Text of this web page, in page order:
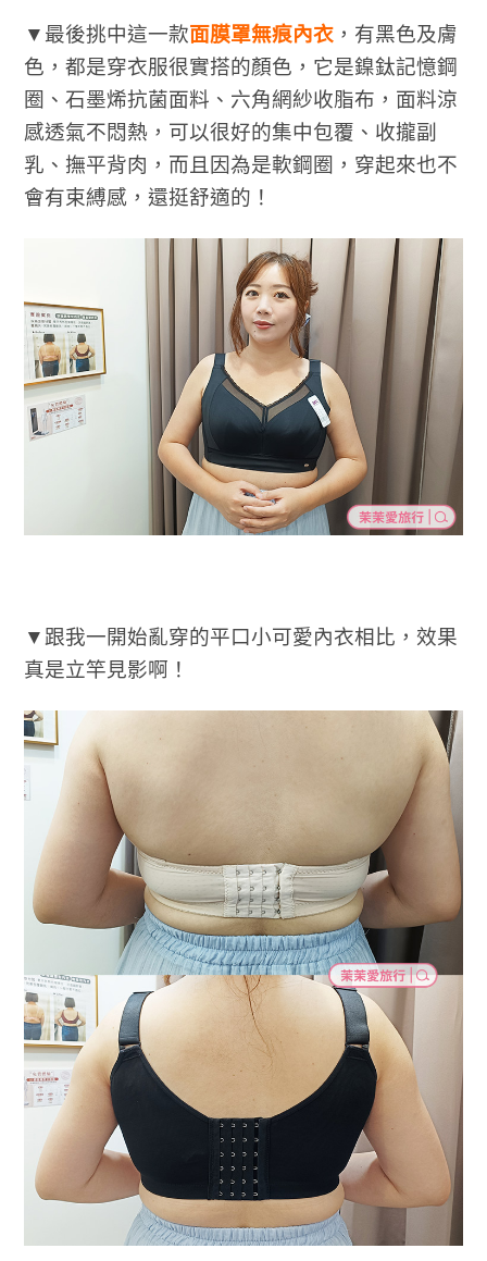
▼最後挑中這一款面膜罩無痕內衣，有黑色及膚
色，都是穿衣服很實搭的顏色，它是鎳鈦記憶鋼
圈、石墨烯抗菌面料、六角網紗收脂布，面料涼
感透氣不悶熱，可以很好的集中包覆、收攏副
乳、撫平背肉，而且因為是軟鋼圈，穿起來也不
會有束縛感，還挺舒適的！
▼跟我一開始亂穿的平口小可愛內衣相比，效果
真是立竿見影啊！